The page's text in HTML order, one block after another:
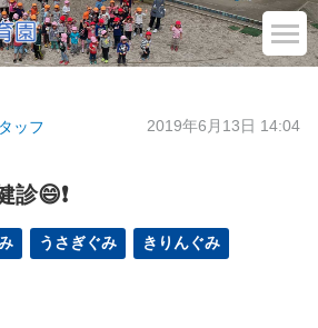
ッフ 2019年6月13日 14:04
診😄❗
うさぎぐみ きりんぐみ